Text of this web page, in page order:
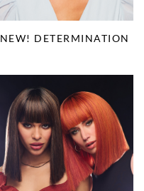
NEW! DETERMINATION